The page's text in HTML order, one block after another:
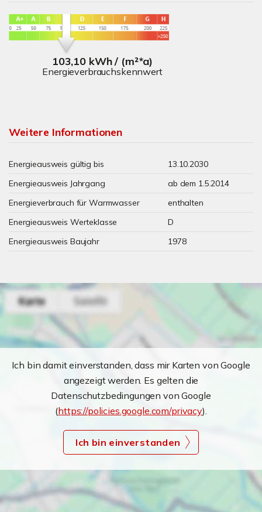
103,10 kWh / (m²*a)
Energieverbrauchskennwert
Weitere Informationen
Energieausweis gültig bis
13.10.2030
Energieausweis Jahrgang
ab dem 1.5.2014
Energieverbrauch für Warmwasser
enthalten
Energieausweis Werteklasse
D
Energieausweis Baujahr
1978
Ich bin damit einverstanden, dass mir Karten von Google
angezeigt werden. Es gelten die
Datenschutzbedingungen von Google
(https://policies.google.com/privacy).
Ich bin einverstanden